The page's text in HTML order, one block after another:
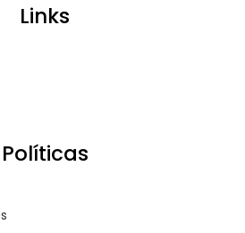
Links
Políticas